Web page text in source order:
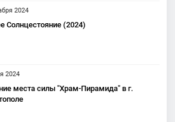
2024
Солнцестояние (2024)
2024
места силы "Храм-Пирамида" в г.